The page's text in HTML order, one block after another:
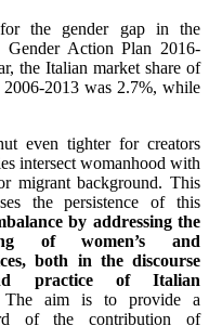
the gender gap in the
Action Plan 2016-
the Italian market share of
2013 was 2.7%, while
even tighter for creators
intersect womanhood with
migrant background. This
the persistence of this
by addressing the
of women’s and
both in the discourse
practice of Italian
aim is to provide a
of the contribution of